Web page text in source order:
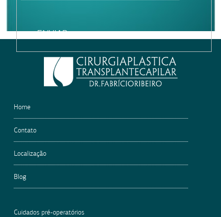
leave
Home
Contato
Localização
Blog
Cuidados pré-operatórios